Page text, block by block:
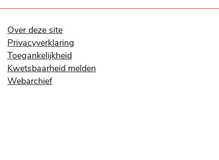
social
media
kanalen
Over deze site
Privacyverklaring
Toegankelijkheid
Kwetsbaarheid melden
Webarchief